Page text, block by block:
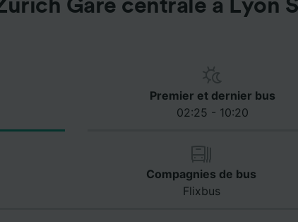
Gare centrale à Lyon
Premier et dernier bus
02:25 - 10:20
Compagnies de bus
Flixbus